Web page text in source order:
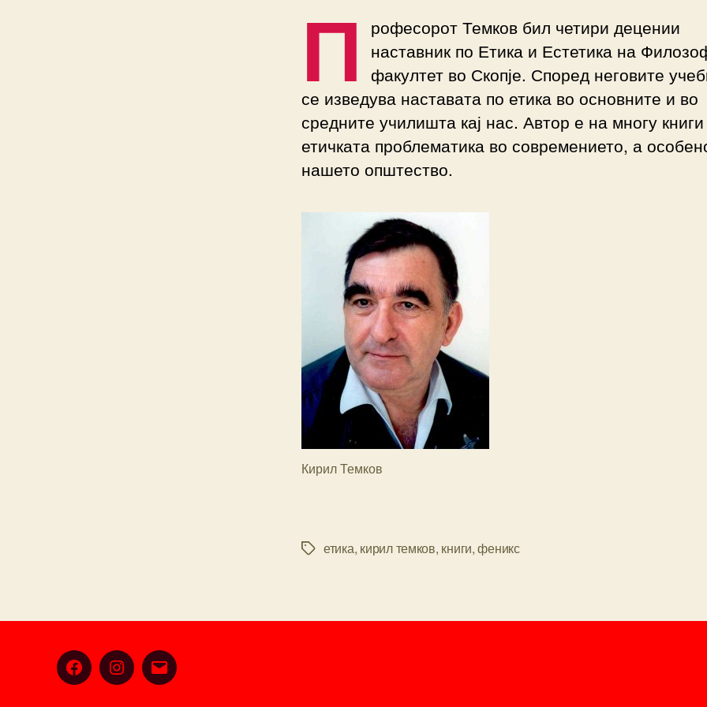
П
рофесорот Темков бил четири децении
наставник по Етика и Естетика на
факултет во Скопје. Според неговите
се изведува наставата по етика во основните и во
средните училишта кај нас. Автор е на многу
етичката проблематика во современието, а
нашето општество.
Кирил Темков
Tagsетика, кирил темков, книги,феникс
FacebookInstagram
Email